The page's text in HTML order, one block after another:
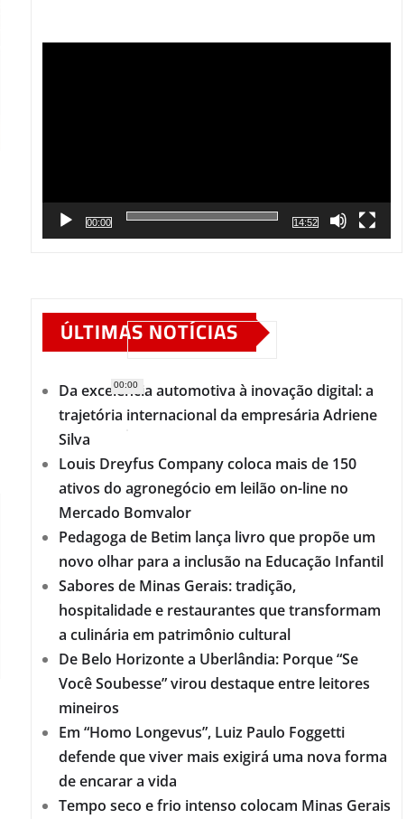
00:00
00:00
14:52
ÚLTIMAS NOTÍCIAS
Da excelência automotiva à inovação digital: a
trajetória internacional da empresária Adriene
Silva
Louis Dreyfus Company coloca mais de 150
ativos do agronegócio em leilão on-line no
Mercado Bomvalor
Pedagoga de Betim lança livro que propõe um
novo olhar para a inclusão na Educação Infantil
Sabores de Minas Gerais: tradição,
hospitalidade e restaurantes que transformam
a culinária em patrimônio cultural
De Belo Horizonte a Uberlândia: Porque “Se
Você Soubesse” virou destaque entre leitores
mineiros
Em “Homo Longevus”, Luiz Paulo Foggetti
defende que viver mais exigirá uma nova forma
de encarar a vida
Tempo seco e frio intenso colocam Minas Gerais